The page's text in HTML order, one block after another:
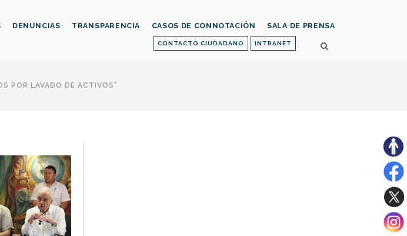
CONTACTO CIUDADANO INTRANET
DENUNCIAS TRANSPARENCIA CASOS DE CONNOTACIÓN SALA DE PRENSA
POR LAVADO DE ACTIVOS"